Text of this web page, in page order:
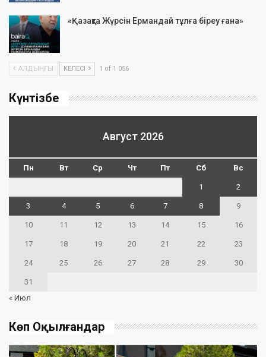
«Қазақта Жүрсін Ермандай тұлға біреу ғана»
АЛДЫҢҒЫ КЕЛЕСІ 1 of 1 056
Күнтізбе
Август 2026
Пн Вт Ср Чт Пт Сб Вс
1 2
3 4 5 6 7 8 9
10 11 12 13 14 15 16
17 18 19 20 21 22 23
24 25 26 27 28 29 30
31
« Июл
Көп Оқылғандар